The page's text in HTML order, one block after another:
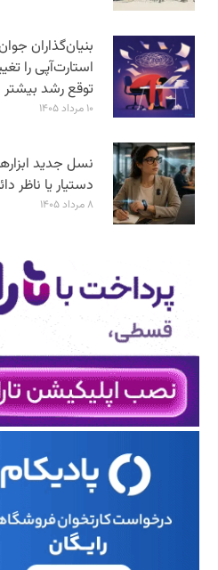
بنیان‌گذاران
استارت‌آپی را
توقع رشد بیشتر
۱۰ مرداد ۱۴۰۵
نسل جدید
دستیار یا ناظر
۸ مرداد ۱۴۰۵